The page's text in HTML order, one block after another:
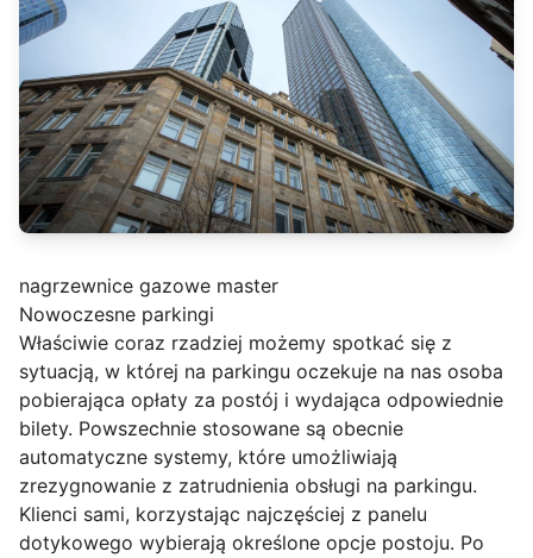
nagrzewnice gazowe master
Nowoczesne parkingi
Właściwie coraz rzadziej możemy spotkać się z
sytuacją, w której na parkingu oczekuje na nas osoba
pobierająca opłaty za postój i wydająca odpowiednie
bilety. Powszechnie stosowane są obecnie
automatyczne systemy, które umożliwiają
zrezygnowanie z zatrudnienia obsługi na parkingu.
Klienci sami, korzystając najczęściej z panelu
dotykowego wybierają określone opcje postoju. Po